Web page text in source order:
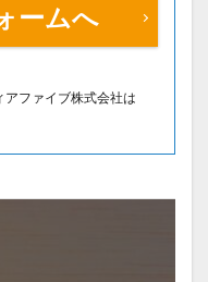
ームへ
アファイブ株式会社は